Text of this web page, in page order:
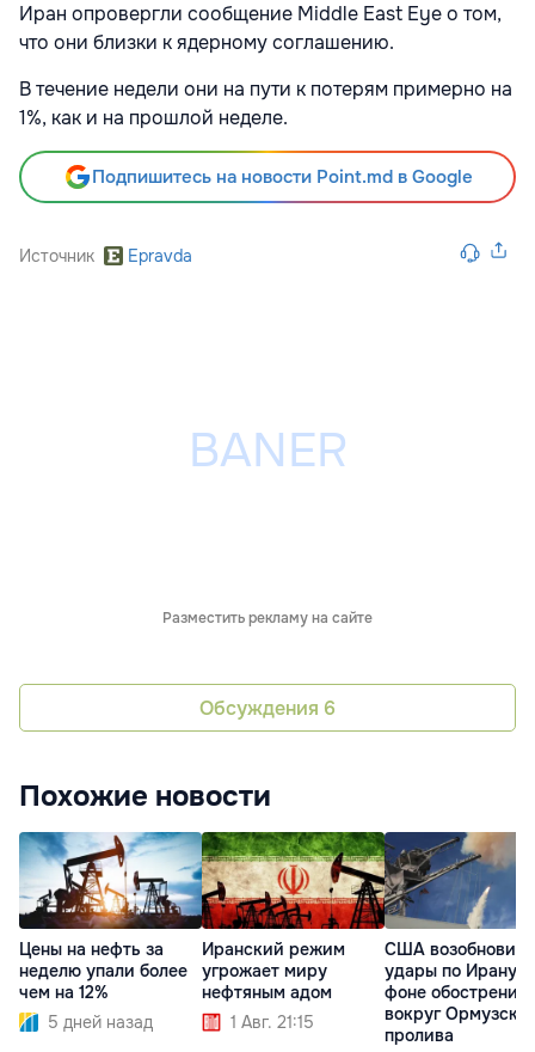
Иран опровергли сообщение Middle East Eye о том,
что они близки к ядерному соглашению.
В течение недели они на пути к потерям примерно на
1%, как и на прошлой неделе.
Подпишитесь на новости Point.md в Google
Источник Epravda
Разместить рекламу на сайте
Обсуждения 6
Похожие новости
Цены на нефть за
неделю упали более
чем на 12%
5 дней назад
Иранский режим
угрожает миру
нефтяным адом
1 Авг. 21:15
США возобновили
удары по Ирану
фоне обострения
вокруг
пролива